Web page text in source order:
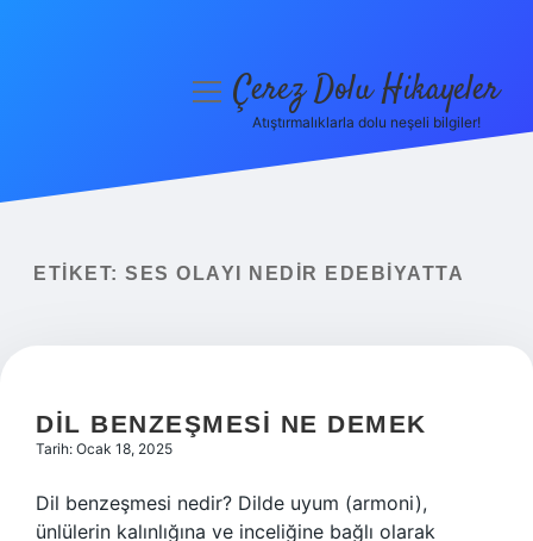
Yasal Uyarı
menüyüÇerez Dolu Hikayeler
Atıştırmalıklarla dolu neşeli bilgiler!
ETIKET: SES OLAYI NEDIR EDEBIYATTA
DIL BENZEŞMESI NE DEMEK
Tarih: Ocak 18, 2025
Dil benzeşmesi nedir? Dilde uyum (armoni),
ünlülerin kalınlığına ve inceliğine bağlı olarak